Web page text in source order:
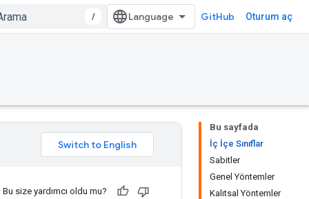
/ GitHub Oturum aç
Bu sayfada
İç İçe Sınıflar
Sabitler
Genel Yöntemler
Kalıtsal Yöntemler
Bu size yardımcı oldu mu?